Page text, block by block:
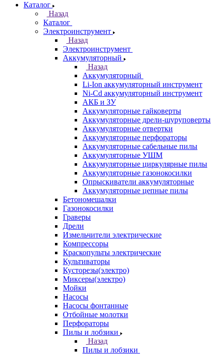
Каталог
Назад
Каталог
Электроинструмент
Назад
Электроинструмент
Аккумуляторный
Назад
Аккумуляторный
Li-Ion аккумуляторный инструмент
Ni-Cd аккумуляторный инструмент
АКБ и ЗУ
Аккумуляторные гайковерты
Аккумуляторные дрели-шуруповерты
Аккумуляторные отвертки
Аккумуляторные перфораторы
Аккумуляторные сабельные пилы
Аккумуляторные УШМ
Аккумуляторные циркулярные пилы
Аккумуляторные газонокосилки
Опрыскиватели аккумуляторные
Аккумуляторные цепные пилы
Бетономешалки
Газонокосилки
Граверы
Дрели
Измельчители электрические
Компрессоры
Краскопульты электрические
Культиваторы
Кусторезы(электро)
Миксеры(электро)
Мойки
Насосы
Насосы фонтанные
Отбойные молотки
Перфораторы
Пилы и лобзики
Назад
Пилы и лобзики